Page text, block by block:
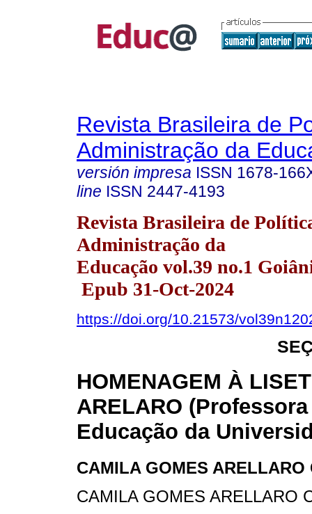
Revista Brasileira de
Administração da
versión impresa ISSN 1678-
line ISSN 2447-4193
Revista Brasileira de
Administração da
Educação vol.39 no.1
Epub 31-Oct-2024
https://doi.org/10.21573/
HOMENAGEM À
ARELARO
Educação da
CAMILA GOMES ARELLARO
CAMILA GOMES ARELLARO